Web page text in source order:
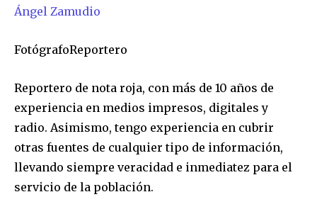
Acepto laPolítica de Privacidad.
32,111
Seguidores
32,214
Seguidores
11,243
Ángel Zamudio
FotógrafoReportero
Reportero de nota roja, con más de 10 años de
experiencia en medios impresos, digitales y
radio. Asimismo, tengo experiencia en cubrir
otras fuentes de cualquier tipo de información,
llevando siempre veracidad e inmediatez para el
servicio de la población.